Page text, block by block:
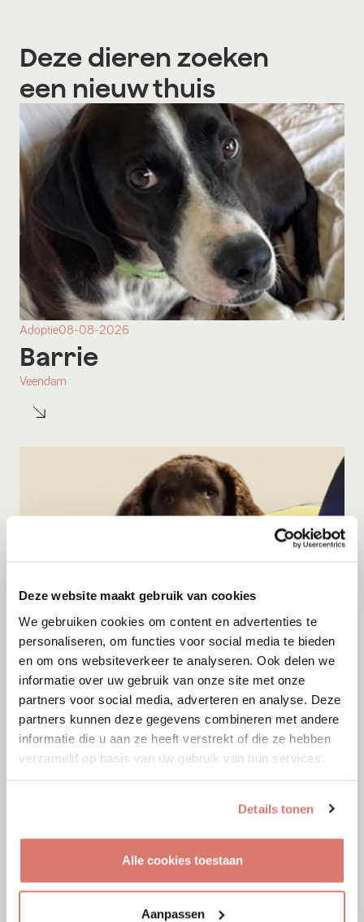
Deze website maakt gebruik van cookies
We gebruiken cookies om content en advertenties te
personaliseren, om functies voor social media te bieden
en om ons websiteverkeer te analyseren. Ook delen we
informatie over uw gebruik van onze site met onze
partners voor social media, adverteren en analyse. Deze
partners kunnen deze gegevens combineren met andere
informatie die u aan ze heeft verstrekt of die ze hebben
verzameld op basis van uw gebruik van hun services.
Details tonen
Alle cookies toestaan
Aanpassen
Deze dieren zoeken
een nieuw thuis
Adoptie08-08-2026
Barrie
Veendam
Adoptie 08-08-2026
Dex
Eindhoven